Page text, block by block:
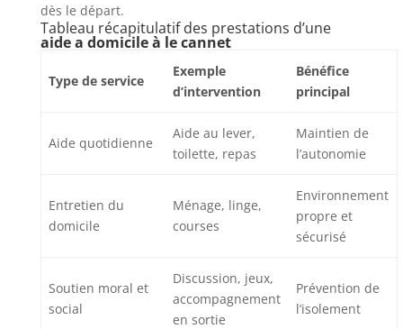
dès le départ.
Tableau récapitulatif des prestations d’une
aide a domicile à le cannet
Type de service
Exemple
d’intervention
Bénéfice
principal
Aide quotidienne
Aide au lever,
toilette, repas
Maintien de
l’autonomie
Entretien du
domicile
Ménage, linge,
courses
Environnement
propre et
sécurisé
Soutien moral et
social
Discussion, jeux,
accompagnement
en sortie
Prévention de
l’isolement